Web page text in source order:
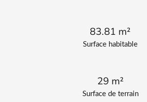
Surface habitable
83.81 m²
Surface de terrain
29 m²